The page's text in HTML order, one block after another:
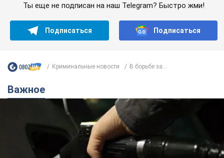
Ты еще не подписан на наш Telegram? Быстро жми!
Подписаться Подписаться
Криминальные новости В борьбе за...
Важное